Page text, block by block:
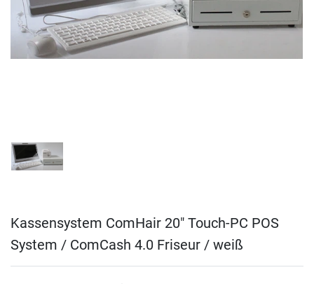
Kassensystem ComHair 20" Touch-PC POS
System / ComCash 4.0 Friseur / weiß